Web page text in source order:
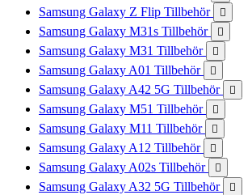
Samsung Galaxy Z Flip Tillbehör 
Samsung Galaxy M31s Tillbehör 
Samsung Galaxy M31 Tillbehör 
Samsung Galaxy A01 Tillbehör 
Samsung Galaxy A42 5G Tillbehör 
Samsung Galaxy M51 Tillbehör 
Samsung Galaxy M11 Tillbehör 
Samsung Galaxy A12 Tillbehör 
Samsung Galaxy A02s Tillbehör 
Samsung Galaxy A32 5G Tillbehör 